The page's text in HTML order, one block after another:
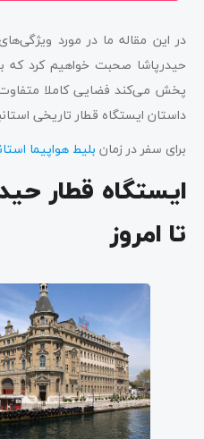
در این مقاله ما در مورد
حیدرپاشا صحبت خواهیم کرد که
پخش می‌کند فضایی کاملا
داستان ایستگاه قطار تاریخی
برای سفر در زمان بلیط هواپیما
ایستگاه قطار
تا امروز